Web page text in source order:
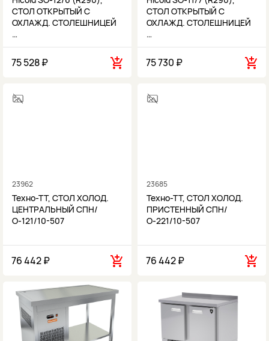
СТОЛ ОТКРЫТЫЙ С
ОХЛАЖД. СТОЛЕШНИЦЕЙ
…
75 528 ₽
СТОЛ ОТКРЫТЫЙ С
ОХЛАЖД. СТОЛЕШНИЦЕЙ
…
75 730 ₽
23962
Техно-ТТ, СТОЛ ХОЛОД.
ЦЕНТРАЛЬНЫЙ СПН/
О-121/10-507
76 442 ₽
23685
Техно-ТТ, СТОЛ ХОЛОД.
ПРИСТЕННЫЙ СПН/
О-221/10-507
76 442 ₽